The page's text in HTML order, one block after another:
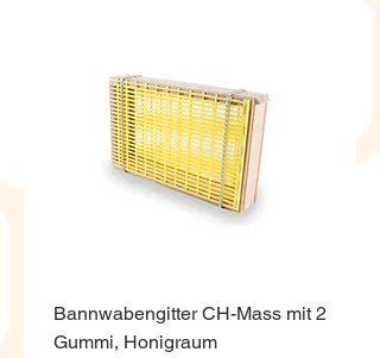
Bannwabengitter CH-Mass mit 2
Gummi, Honigraum